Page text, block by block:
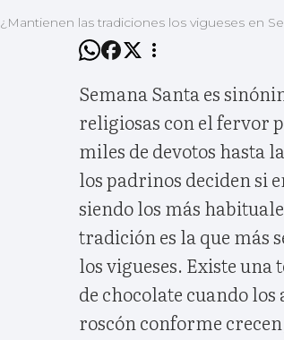
¿Mantienen las tradiciones los vigueses en
Semana Santa es
religiosas con el fervor
miles de devotos hasta
los padrinos deciden si
siendo los más
tradición es la que más
los vigueses. Existe
de chocolate cuando
roscón conforme